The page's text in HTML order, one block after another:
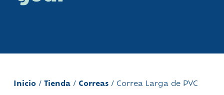
Inicio/ Tienda / Correas/ Correa Larga de PVC